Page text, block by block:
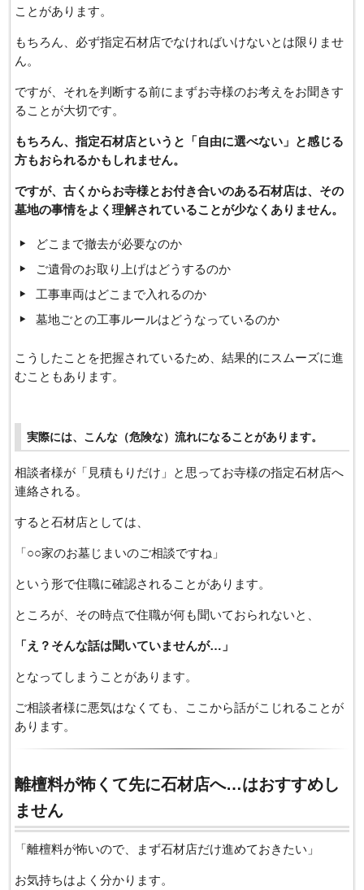
ことがあります。
もちろん、必ず指定石材店でなければいけないとは限りませ
ん。
ですが、それを判断する前にまずお寺様のお考えをお聞きす
ることが大切です。
もちろん、指定石材店というと「自由に選べない」と感じる
方もおられるかもしれません。
ですが、古くからお寺様とお付き合いのある石材店は、その
墓地の事情をよく理解されていることが少なくありません。
どこまで撤去が必要なのか
ご遺骨のお取り上げはどうするのか
工事車両はどこまで入れるのか
墓地ごとの工事ルールはどうなっているのか
こうしたことを把握されているため、結果的にスムーズに進
むこともあります。
実際には、こんな（危険な）流れになることがあります。
相談者様が「見積もりだけ」と思ってお寺様の指定石材店へ
連絡される。
すると石材店としては、
「○○家のお墓じまいのご相談ですね」
という形で住職に確認されることがあります。
ところが、その時点で住職が何も聞いておられないと、
「え？そんな話は聞いていませんが…」
となってしまうことがあります。
ご相談者様に悪気はなくても、ここから話がこじれることが
あります。
離檀料が怖くて先に石材店へ…はおすすめし
ません
「離檀料が怖いので、まず石材店だけ進めておきたい」
お気持ちはよく分かります。